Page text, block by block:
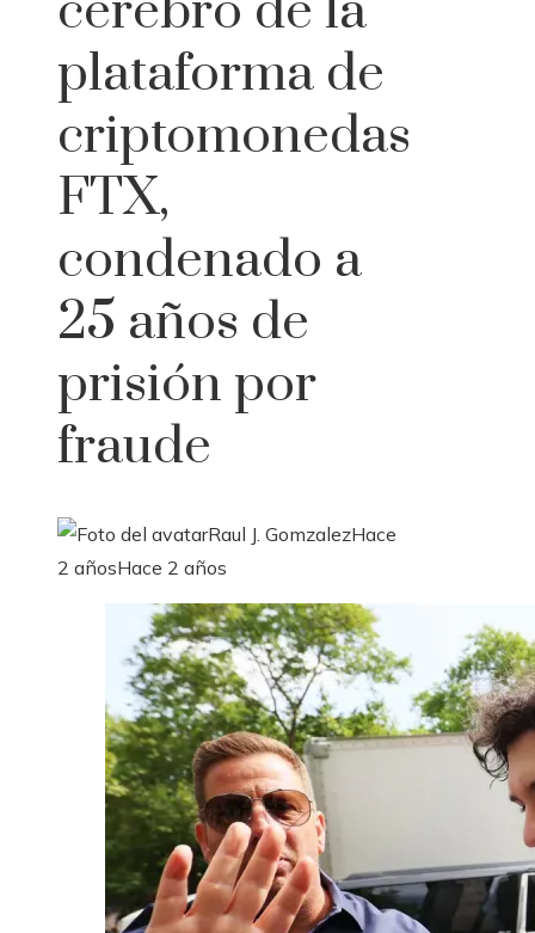
plataforma de
criptomonedas
FTX,
condenado a
25 años de
prisión por
fraude
Raul J. GomzalezHace
2 añosHace 2 años